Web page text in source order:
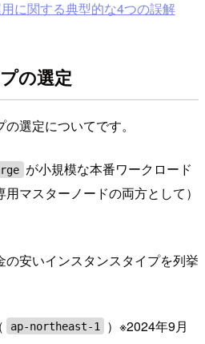
に関する典型的な4つの誤解
の選定
選定についてです。
が小規模な本番ワークロード
マスターノードの両方として）
安いインスタンスタイプを列挙
ap-northeast-1
）※2024年9月